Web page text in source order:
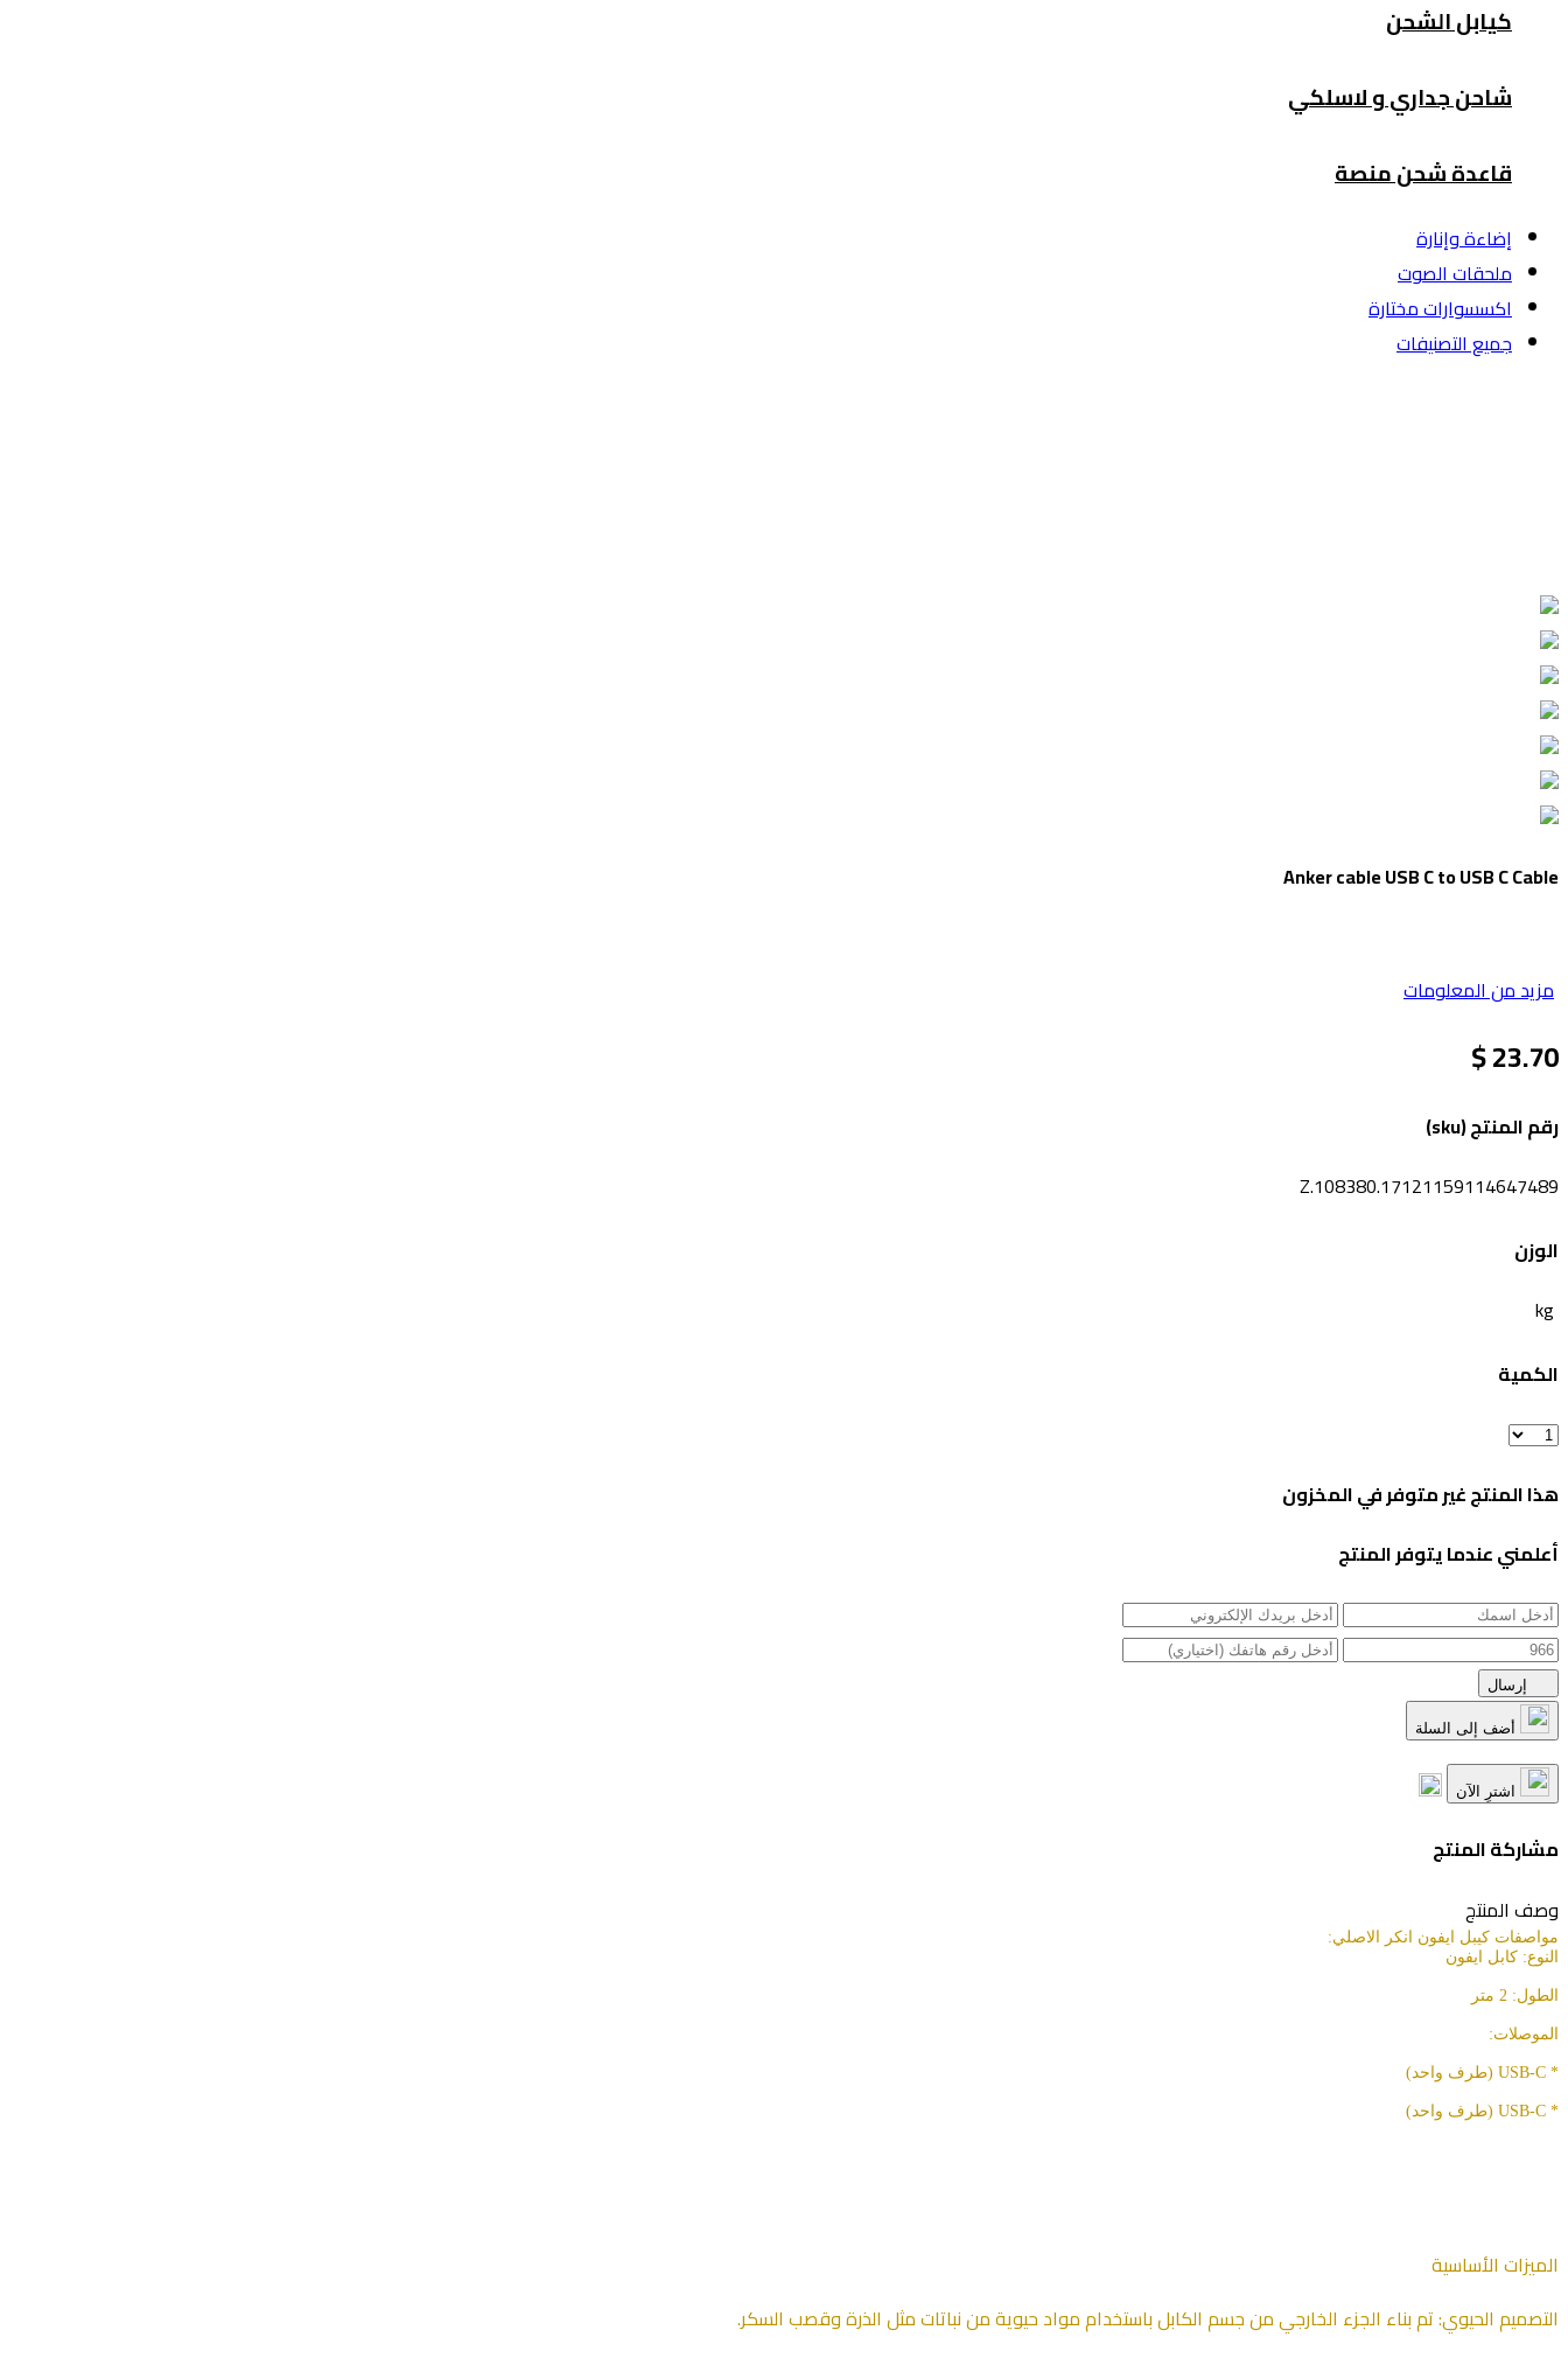
كيابل الشحن
شاحن جداري و لاسلكي
قاعدة شحن منصة
إضاءة وإنارة
ملحقات الصوت
اكسسوارات مختارة
جميع التصنيفات
Anker cable USB C to USB C Cable
مزيد من المعلومات
23.70 $
رقم المنتج (sku)
Z.108380.17121159114647489
الوزن
الكمية
هذا المنتج غير متوفر في المخزون
أعلمني عندما يتوفر المنتج
اشترِ الآن
مشاركة المنتج
وصف المنتج
مواصفات كيبل ايفون انكر الاصلي:
النوع: كابل ايفون
الطول: 2 متر
الموصلات:
* USB-C (طرف واحد)
* USB-C (طرف واحد)
الميزات الأساسية
التصميم الحيوي: تم بناء الجزء الخارجي من جسم الكابل باستخدام مواد حيوية من نباتات مثل الذرة وقصب السكر.